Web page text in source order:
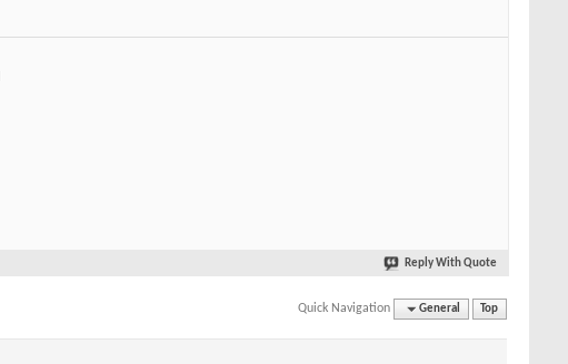
Reply With Quote
Quick Navigation General Top